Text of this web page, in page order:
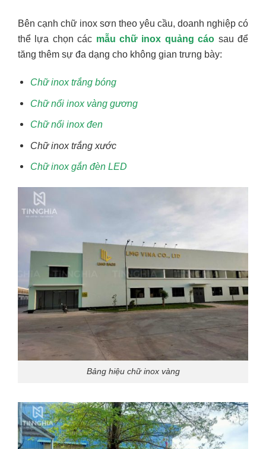
Bên cạnh chữ inox sơn theo yêu cầu, doanh nghiệp có
thể lựa chọn các mẫu chữ inox quảng cáo sau để
tăng thêm sự đa dạng cho không gian trưng bày:
Chữ inox trắng bóng
Chữ nổi inox vàng gương
Chữ nổi inox đen
Chữ inox trắng xước
Chữ inox gắn đèn LED
Bảng hiệu chữ inox vàng